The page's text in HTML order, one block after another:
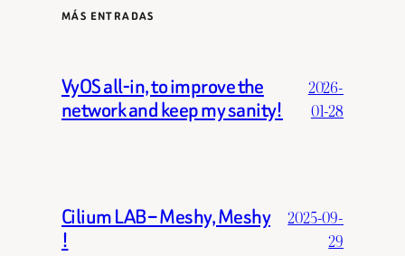
MÁS ENTRADAS
VyOS all-in, to improve the
network and keep my sanity!
2026-
01-28
Cilium LAB – Meshy, Meshy
!
2025-09-
29